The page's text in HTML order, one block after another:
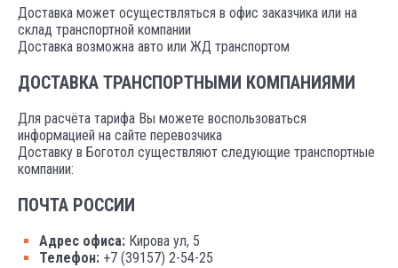
Доставка может осуществляться в офис заказчика или на
склад транспортной компании
Доставка возможна авто или ЖД транспортом
ДОСТАВКА ТРАНСПОРТНЫМИ КОМПАНИЯМИ
Для расчёта тарифа Вы можете воспользоваться
информацией на сайте перевозчика
Доставку в Боготол существляют следующие транспортные
компании:
ПОЧТА РОССИИ
Адрес офиса: Кирова ул, 5
Телефон: +7 (39157) 2-54-25